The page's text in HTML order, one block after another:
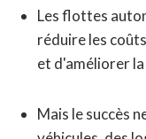
Les flottes
réduire les
et d'améliorer
Mais le succès